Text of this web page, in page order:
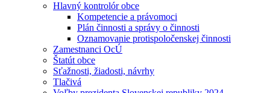
Hlavný kontrolór obce
Kompetencie a právomoci
Plán činnosti a správy o činnosti
Oznamovanie protispoločenskej činnosti
Zamestnanci OcÚ
Štatút obce
Sťažnosti, žiadosti, návrhy
Tlačivá